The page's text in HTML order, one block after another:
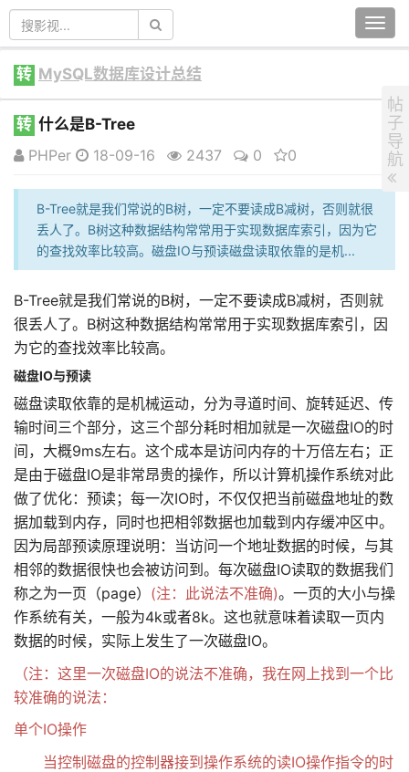
转 MySQL数据库设计总结
转 什么是B-Tree
PHPer
18-09-16 2437 0 0
B-Tree就是我们常说的B树，一定不要读成B减树，否则就很
丢人了。B树这种数据结构常常用于实现数据库索引，因为它
的查找效率比较高。磁盘IO与预读磁盘读取依靠的是机...
B-Tree就是我们常说的B树，一定不要读成B减树，否则就
很丢人了。B树这种数据结构常常用于实现数据库索引，因
为它的查找效率比较高。
磁盘IO与预读
磁盘读取依靠的是机械运动，分为寻道时间、旋转延迟、传
输时间三个部分，这三个部分耗时相加就是一次磁盘IO的时
间，大概9ms左右。这个成本是访问内存的十万倍左右；正
是由于磁盘IO是非常昂贵的操作，所以计算机操作系统对此
做了优化：预读；每一次IO时，不仅仅把当前磁盘地址的数
据加载到内存，同时也把相邻数据也加载到内存缓冲区中。
因为局部预读原理说明：当访问一个地址数据的时候，与其
相邻的数据很快也会被访问到。每次磁盘IO读取的数据我们
称之为一页（page） (注：此说法不准确)。一页的大小与操
作系统有关，一般为4k或者8k。这也就意味着读取一页内
数据的时候，实际上发生了一次磁盘IO。
（注：这里一次磁盘IO的说法不准确，我在网上找到一个比
较准确的说法：
单个IO操作
当控制磁盘的控制器接到操作系统的读IO操作指令的时
帖
子
导
航